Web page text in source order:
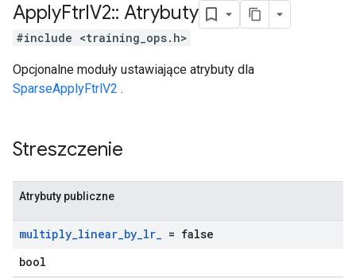
ApplyFtrlV2:: Atrybuty
#include <training_ops.h>
Opcjonalne moduły ustawiające atrybuty dla
SparseApplyFtrlV2 .
Streszczenie
Atrybuty publiczne
multiply_linear_by_lr_ = false
bool